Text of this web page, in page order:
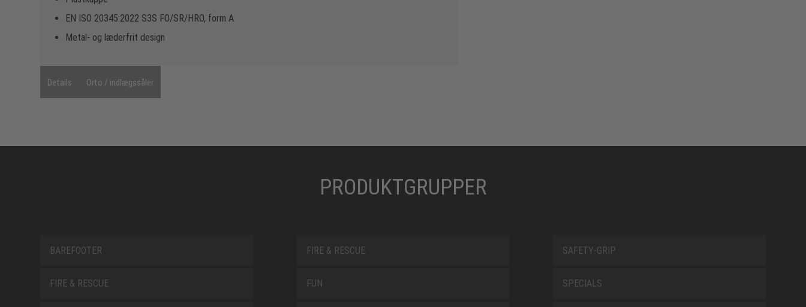
EN ISO 20345:2022 S3S FO/SR/HRO, form A
Metal- og læderfrit design
Details Orto / indlægssåler
PRODUKTGRUPPER
BAREFOOTER
FIRE & RESCUE
FIRE & RESCUE
FUN
SAFETY-GRIP
SPECIALS